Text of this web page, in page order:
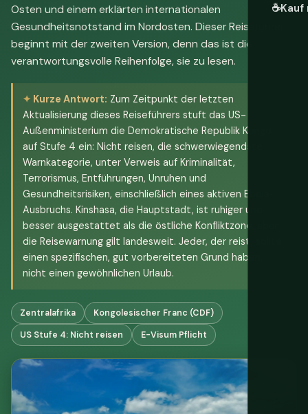
☕Kauf
Osten und einem erklärten internationalen
Gesundheitsnotstand im Nordosten. Dieser Reiseführer
beginnt mit der zweiten Version, denn das ist die
verantwortungsvolle Reihenfolge, sie zu lesen.
Kurze Antwort: Zum Zeitpunkt der letzten
Aktualisierung dieses Reiseführers stuft das US-
Außenministerium die Demokratische Republik Kongo
auf Stufe 4 ein: Nicht reisen, die schwerwiegendste
Warnkategorie, unter Verweis auf Kriminalität,
Terrorismus, Entführungen, Unruhen und
Gesundheitsrisiken, einschließlich eines aktiven Ebola-
Ausbruchs. Kinshasa, die Hauptstadt, ist ruhiger und
besser ausgestattet als die östliche Konfliktzone, aber
die Reisewarnung gilt landesweit. Jeder, der reist, sollte
einen spezifischen, gut vorbereiteten Grund haben,
nicht einen gewöhnlichen Urlaub.
Zentralafrika
Kongolesischer Franc (CDF)
US Stufe 4: Nicht reisen
E-Visum Pflicht